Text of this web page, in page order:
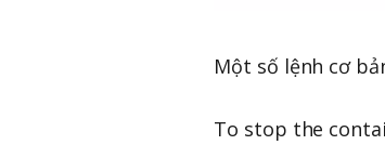
Một số lệnh cơ
To stop the